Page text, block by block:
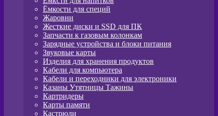
Ёмкости для специй
Жаровни
Жесткие диски и SSD для ПК
Запчасти к газовым колонкам
Зарядные устройства и блоки питания
Звуковые карты
Изделия для хранения продуктов
Кабели для компьютера
Кабели и переходники для электроники
Казаны Утятницы Тажины
Картридеры
Карты памяти
Кастрюли